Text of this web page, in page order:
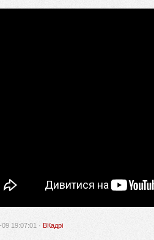
19:07:01 · ВКадрі